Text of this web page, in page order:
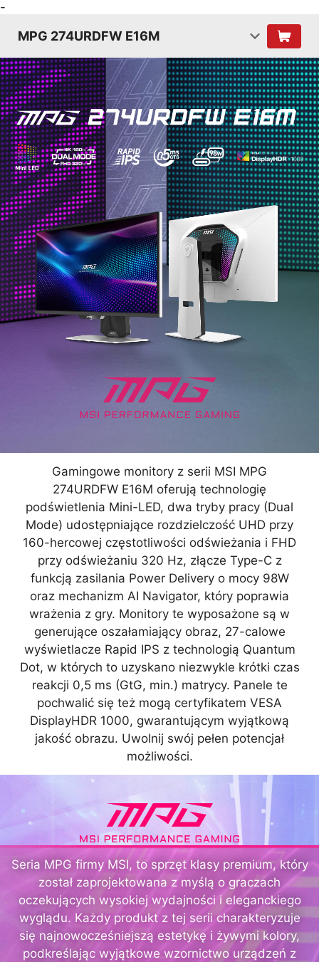
-
MPG 274URDFW E16M
Gamingowe monitory z serii MSI MPG
274URDFW E16M oferują technologię
podświetlenia Mini-LED, dwa tryby pracy (Dual
Mode) udostępniające rozdzielczość UHD przy
160-hercowej częstotliwości odświeżania i FHD
przy odświeżaniu 320 Hz, złącze Type-C z
funkcją zasilania Power Delivery o mocy 98W
oraz mechanizm AI Navigator, który poprawia
wrażenia z gry. Monitory te wyposażone są w
generujące oszałamiający obraz, 27-calowe
wyświetlacze Rapid IPS z technologią Quantum
Dot, w których to uzyskano niezwykle krótki czas
reakcji 0,5 ms (GtG, min.) matrycy. Panele te
pochwalić się też mogą certyfikatem VESA
DisplayHDR 1000, gwarantującym wyjątkową
jakość obrazu. Uwolnij swój pełen potencjał
możliwości.
Seria MPG firmy MSI, to sprzęt klasy premium, który
został zaprojektowana z myślą o graczach
oczekujących wysokiej wydajności i eleganckiego
wyglądu. Każdy produkt z tej serii charakteryzuje
się najnowocześniejszą estetykę i żywymi kolory,
podkreślając wyjątkowe wzornictwo urządzeń z